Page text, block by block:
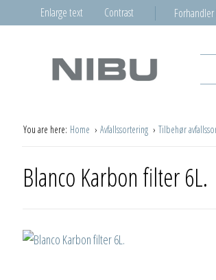
Enlarge text Contrast
You are here: Home Avfallssortering Tilbehør
Blanco Karbon filter 6L.